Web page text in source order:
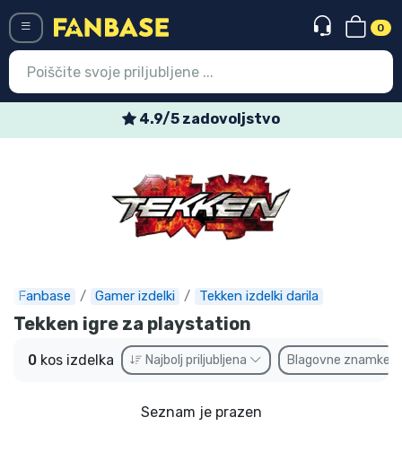
0
4.9/5 zadovoljstvo
Fanbase Gamer izdelki Tekken izdelki darila
Tekken igre za playstation
0 kos izdelka Najbolj priljubljena Blagovne znamke
Seznam je prazen
Najnovejsi izdelki
Ekspresna dostava
Prednaročila
Outlet izdelki
Dostava in plačilo